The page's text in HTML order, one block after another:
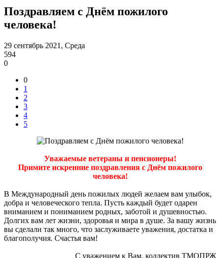
Поздравляем с Днём пожилого
человека!
29 сентябрь 2021, Среда
594
0
0
1
2
3
4
5
Уважаемые ветераны и пенсионеры!
Примите искренние поздравления с Днём пожилого
человека!
В Международный день пожилых людей желаем вам улыбок,
добра и человеческого тепла. Пусть каждый будет одарен
вниманием и пониманием родных, заботой и душевностью.
Долгих вам лет жизни, здоровья и мира в душе. За вашу жизнь
вы сделали так много, что заслуживаете уважения, достатка и
благополучия. Счастья вам!
С уважением к Вам, коллектив ТМОПРЖ